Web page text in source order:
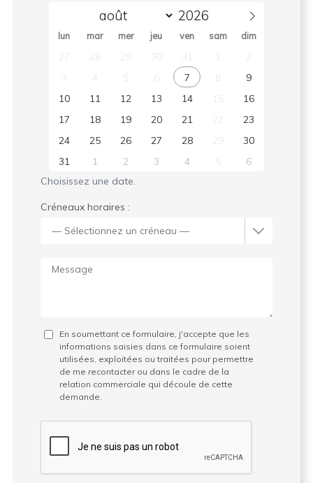
lun mar mer jeu ven sam dim
7
9
10
11 12 13 14
16
17
18 19 20 21
23
24
25 26 27 28
30
31
1 2 3 4
6
Choisissez une date.
Créneaux horaires :
En soumettant ce formulaire, j'accepte que les
informations saisies dans ce formulaire soient
utilisées, exploitées ou traitées pour permettre
de me recontacter ou dans le cadre de la
relation commerciale qui découle de cette
demande.